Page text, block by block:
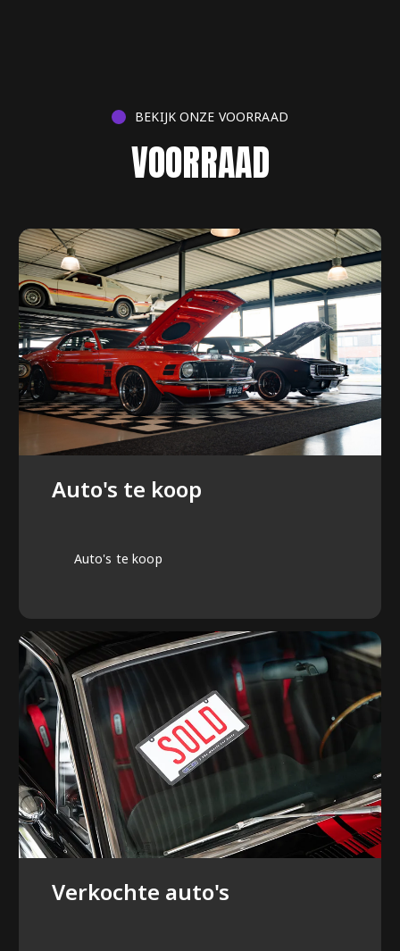
BEKIJK ONZE VOORRAAD
VOORRAAD
Auto's te koop
Auto's te koop
Verkochte auto's